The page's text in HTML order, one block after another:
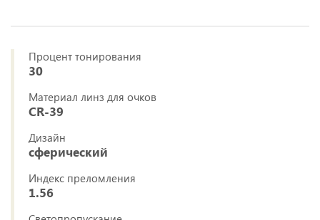
Процент тонирования
30
Материал линз для очков
CR-39
Дизайн
сферический
Индекс преломления
1.56